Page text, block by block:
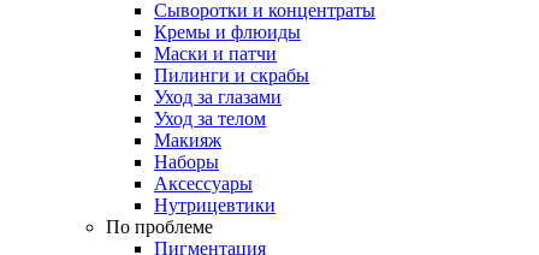
Сыворотки и концентраты
Кремы и флюиды
Маски и патчи
Пилинги и скрабы
Уход за глазами
Уход за телом
Макияж
Наборы
Аксессуары
Нутрицевтики
По проблеме
Пигментация